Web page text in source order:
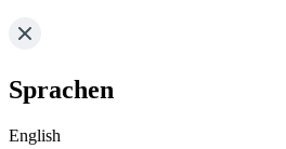
Sprachen
English